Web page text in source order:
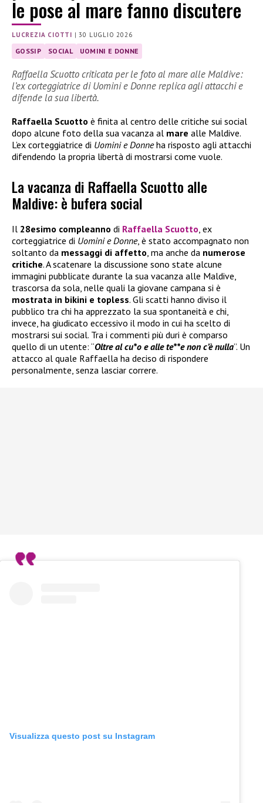
le pose al mare fanno discutere
LUCREZIA CIOTTI |30 LUGLIO 2026
GOSSIP SOCIAL UOMINI E DONNE
Raffaella Scuotto criticata per le foto al mare alle Maldive:
l’ex corteggiatrice di Uomini e Donne replica agli attacchi e
difende la sua libertà.
Raffaella Scuotto è finita al centro delle critiche sui social
dopo alcune foto della sua vacanza al mare alle Maldive.
L’ex corteggiatrice di Uomini e Donneha risposto agli attacchi
difendendo la propria libertà di mostrarsi come vuole.
La vacanza di Raffaella Scuotto alle
Maldive: è bufera social
Il 28esimo compleanno di Raffaella Scuotto , ex
corteggiatrice di Uomini e Donne, è stato accompagnato non
soltanto da messaggi di affetto , ma anche da numerose
critiche. A scatenare la discussione sono state alcune
immagini pubblicate durante la sua vacanza alle Maldive,
trascorsa da sola, nelle quali la giovane campana si è
mostrata in bikini e topless. Gli scatti hanno diviso il
pubblico tra chi ha apprezzato la sua spontaneità e chi,
invece, ha giudicato eccessivo il modo in cui ha scelto di
mostrarsi sui social. Tra i commenti più duri è comparso
quello di un utente: “Oltre al cu*o e alle te**e non c’è nulla”. Un
attacco al quale Raffaella ha deciso di rispondere
personalmente, senza lasciar correre.
Visualizza questo post su Instagram